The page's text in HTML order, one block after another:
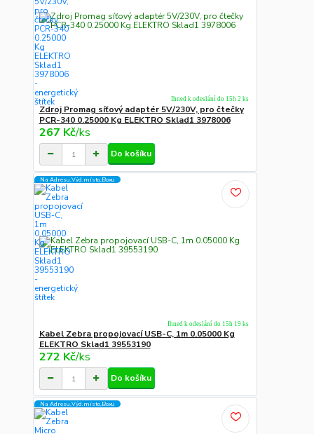
Zdroj Promag síťový adaptér 5V/230V, pro čtečky
PCR-340 0.25000 Kg ELEKTRO Sklad1 3978006
267 Kč/ks
Ihned k odeslání do 15h 2 ks
Do košíku
Na Adresu,Výd.místo,Boxu
Kabel Zebra propojovací USB-C, 1m 0.05000 Kg
ELEKTRO Sklad1 39553190
272 Kč/ks
Ihned k odeslání do 15h 19 ks
Do košíku
Na Adresu,Výd.místo,Boxu